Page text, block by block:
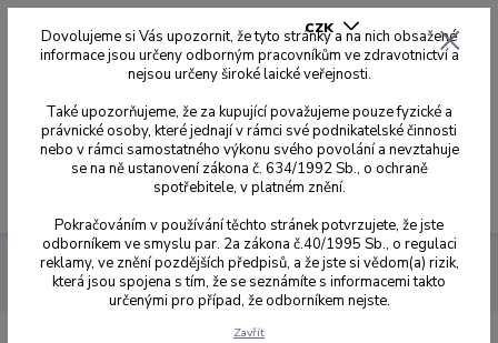
CZK
0,00 Kč
Sagemax zirkonové disky NexxZr+ Multi 2.0
W-98 Ø 98,5
mm s odskokem
14 mm NexxZr Plus Multi 2.0 C4 W98-14mm
Dovolujeme si Vás upozornit, že tyto stránky a na nich obsažené
informace jsou určeny odborným pracovníkům ve zdravotnictví a
nejsou určeny široké laické veřejnosti.
Také upozorňujeme, že za kupující považujeme pouze fyzické a
právnické osoby, které jednají v rámci své podnikatelské činnosti
nebo v rámci samostatného výkonu svého povolání a nevztahuje
se na ně ustanovení zákona č. 634/1992 Sb., o ochraně
spotřebitele, v platném znění.
Pokračováním v používání těchto stránek potvrzujete, že jste
odborníkem ve smyslu par. 2a zákona č.40/1995 Sb., o regulaci
reklamy, ve znění pozdějších předpisů, a že jste si vědom(a) rizik,
která jsou spojena s tím, že se seznámíte s informacemi takto
určenými pro případ, že odborníkem nejste.
Zavřít